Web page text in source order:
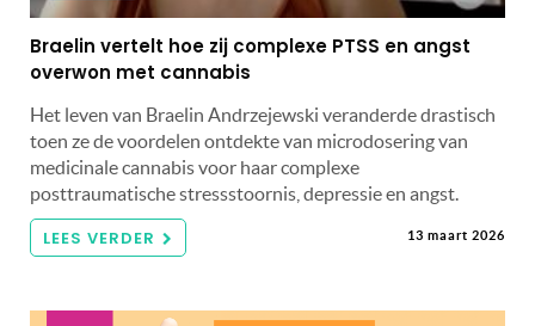
Braelin vertelt hoe zij complexe PTSS en angst
overwon met cannabis
Het leven van Braelin Andrzejewski veranderde drastisch
toen ze de voordelen ontdekte van microdosering van
medicinale cannabis voor haar complexe
posttraumatische stressstoornis, depressie en angst.
LEES VERDER 13 maart 2026